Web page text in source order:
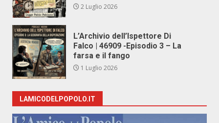
2 Luglio 2026
L’Archivio dell’Ispettore Di
Falco | 46909 -Episodio 3 – La
farsa e il fango
1 Luglio 2026
LAMICODELPOPOLO.IT